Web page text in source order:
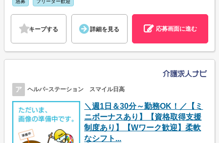
キープする 詳細を見る 応募画面に進む
ア ヘルパ−ステーション スマイル日高
＼週1日＆30分～勤務OK！／【ミ
ニボーナスあり】【資格取得支援
制度あり】【Wワーク歓迎】柔軟
なシフト...